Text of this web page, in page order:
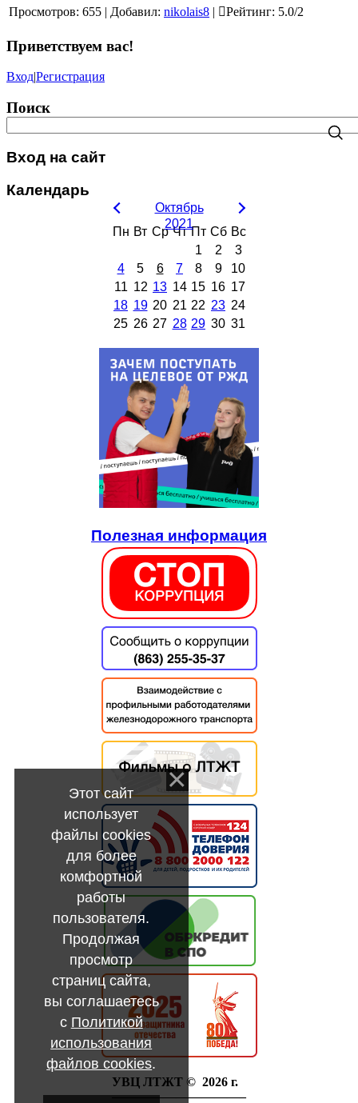
Просмотров: 655 | Добавил: nikolais8 | Рейтинг: 5.0/2
Приветствуем вас!
Вход|Регистрация
Поиск
Вход на сайт
Календарь
Октябрь
2021
Пн Вт Ср Чт Пт Сб Вс
1
2
3
4
5 6 7 8 9
10
11 12 13 14 15 16 17
18 19 20 21 22 23 24
25 26 27 28 29 30 31
Полезная информация
УВЦ ЛТЖТ © 2026 г.
——————————–
Этот сайт
использует
файлы cookies
для более
комфортной
работы
пользователя.
Продолжая
просмотр
страниц сайта,
вы соглашаетесь
с Политикой
использования
файлов cookies.